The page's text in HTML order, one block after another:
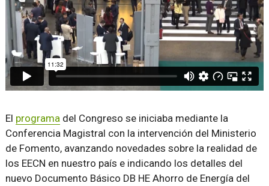
El programa del Congreso se iniciaba mediante la
Conferencia Magistral con la intervención del Ministerio
de Fomento, avanzando novedades sobre la realidad de
los EECN en nuestro país e indicando los detalles del
nuevo Documento Básico DB HE Ahorro de Energía del